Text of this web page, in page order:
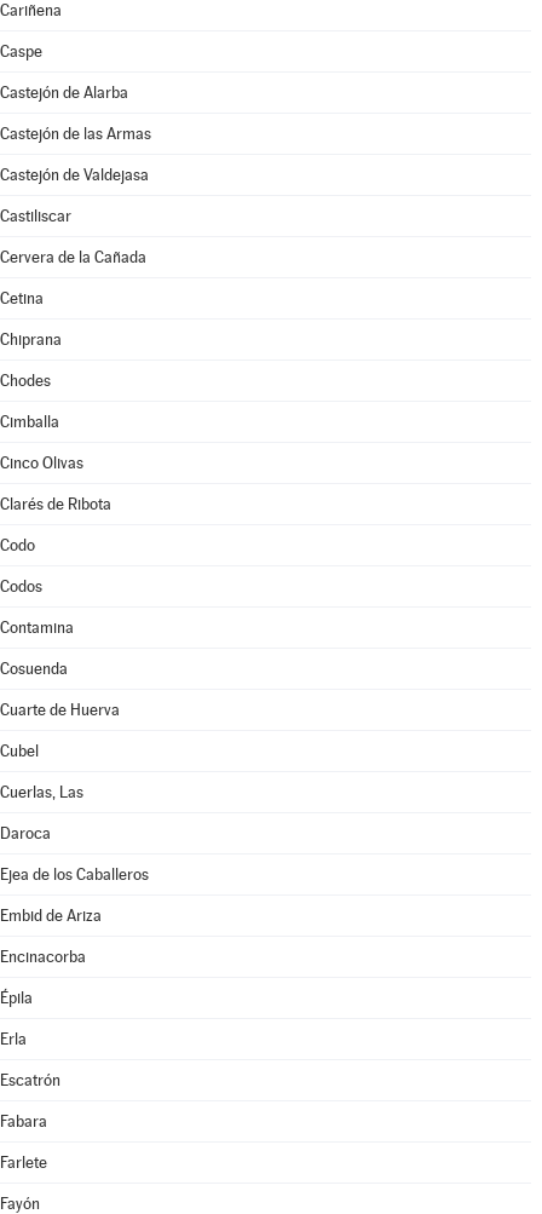
Cariñena
Caspe
Castejón de Alarba
Castejón de las Armas
Castejón de Valdejasa
Castiliscar
Cervera de la Cañada
Cetina
Chiprana
Chodes
Cimballa
Cinco Olivas
Clarés de Ribota
Codo
Codos
Contamina
Cosuenda
Cuarte de Huerva
Cubel
Cuerlas, Las
Daroca
Ejea de los Caballeros
Embid de Ariza
Encinacorba
Épila
Erla
Escatrón
Fabara
Farlete
Fayón